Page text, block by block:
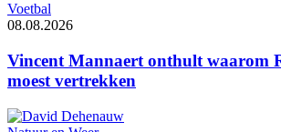
Voetbal
08.08.2026
Vincent Mannaert onthult waarom
moest vertrekken